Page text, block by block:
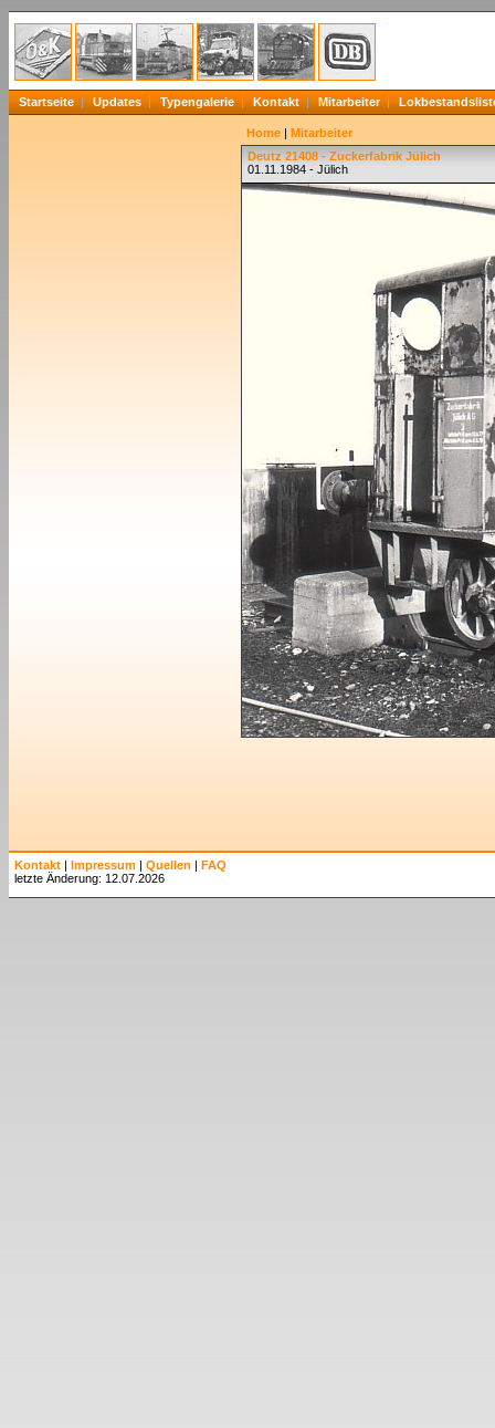
Startseite Updates Typengalerie Kontakt Mitarbeiter
Home | Mitarbeiter
Deutz 21408 - Zuckerfabrik Jülich
01.11.1984 - Jülich
Kontakt | Impressum | Quellen | FAQ
letzte Änderung: 12.07.2026